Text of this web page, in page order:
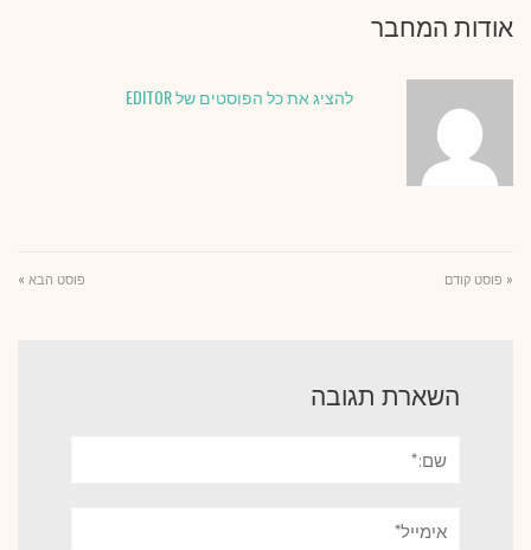
אודות המחבר
להציג את כל הפוסטים של EDITOR
« פוסט קודם פוסט הבא »
השארת תגובה